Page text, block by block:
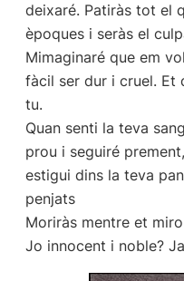
deixaré. Patiràs tot el
èpoques i seràs el
Mimaginaré que em
fàcil ser dur i cruel. Et
tu.
Quan senti la teva
prou i seguiré
estigui dins la teva
penjats
Moriràs mentre et
Jo innocent i noble?